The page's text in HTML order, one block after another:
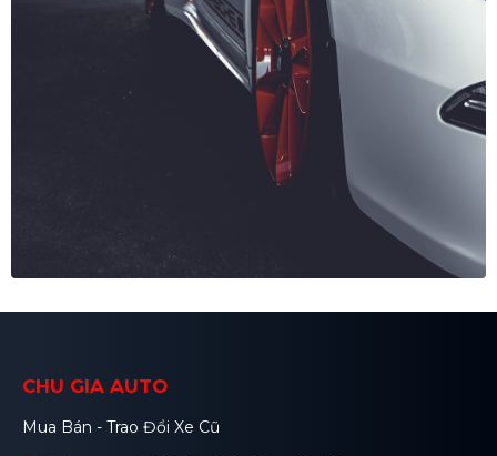
CHU GIA AUTO
Mua Bán - Trao Đổi Xe Cũ